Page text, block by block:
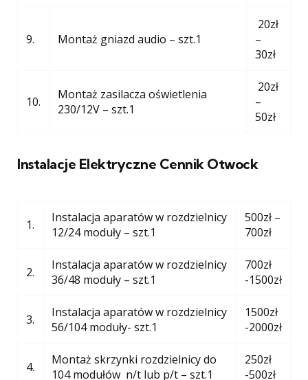
9. Montaż gniazd audio – szt.1
20zł
–
30zł
10.
Montaż zasilacza oświetlenia
230/12V – szt.1
20zł
–
50zł
Instalacje Elektryczne Cennik Otwock
1.
Instalacja aparatów w rozdzielnicy
12/24 moduły – szt.1
500zł –
700zł
2.
Instalacja aparatów w rozdzielnicy
36/48 moduły – szt.1
700zł
-1500zł
3.
Instalacja aparatów w rozdzielnicy
56/104 moduły- szt.1
1500zł
-2000zł
4.
Montaż skrzynki rozdzielnicy do
104 modułów n/t lub p/t – szt.1
250zł
-500zł